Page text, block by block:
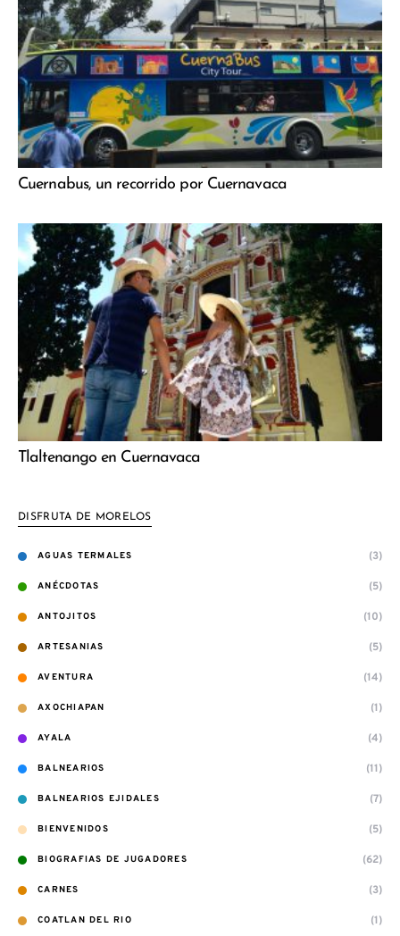
Cuernabus, un recorrido por Cuernavaca
Tlaltenango en Cuernavaca
DISFRUTA DE MORELOS
AGUAS TERMALES (3)
ANÉCDOTAS (5)
ANTOJITOS (10)
ARTESANIAS (5)
AVENTURA (14)
AXOCHIAPAN (1)
AYALA (4)
BALNEARIOS (11)
BALNEARIOS EJIDALES (7)
BIENVENIDOS (5)
BIOGRAFIAS DE JUGADORES (62)
CARNES (3)
COATLAN DEL RIO (1)